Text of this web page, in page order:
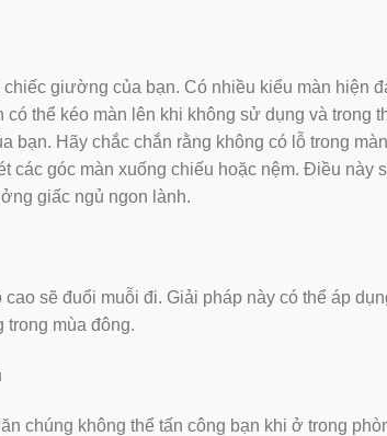
chiếc giường của bạn. Có nhiều kiểu màn hiện
có thể kéo màn lên khi không sử dụng và trong
bạn. Hãy chắc chắn rằng không có lỗ trong
các góc màn xuống chiếu hoặc nệm. Điều này
giấc ngủ ngon lành.
cao sẽ đuổi muỗi đi. Giải pháp này có thể áp
trong mùa đông.
chúng không thể tấn công bạn khi ở trong